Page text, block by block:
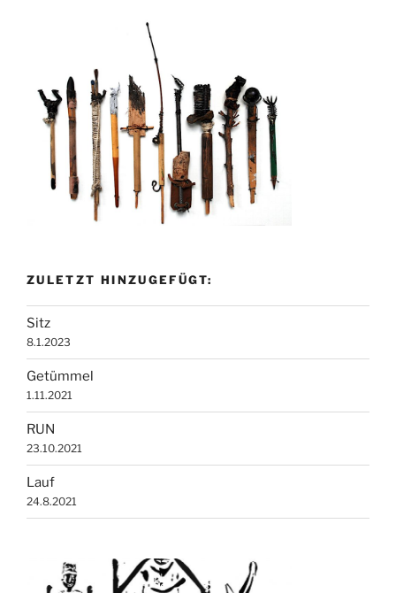
ZULETZT HINZUGEFÜGT:
Sitz
8.1.2023
Getümmel
1.11.2021
RUN
23.10.2021
Lauf
24.8.2021